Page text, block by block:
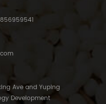
Ave and Yuping
Development